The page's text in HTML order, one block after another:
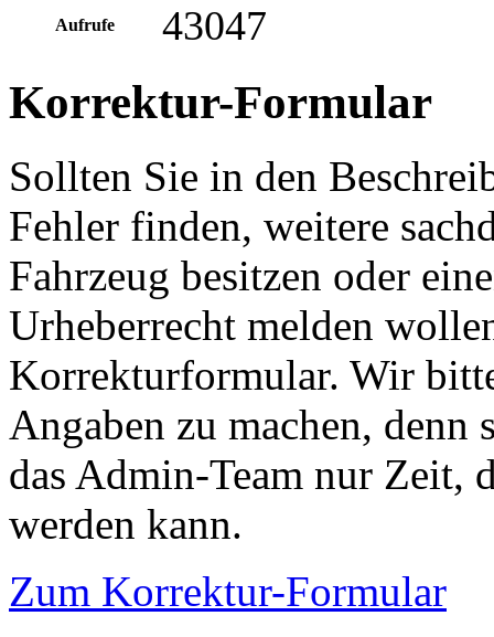
Aufrufe 43047
Korrektur-Formular
Sollten Sie in den
Fehler finden, weitere
Fahrzeug besitzen oder
Urheberrecht melden
Korrekturformular. Wir
Angaben zu machen,
das Admin-Team nur Zeit,
werden kann.
Zum Korrektur-Formular